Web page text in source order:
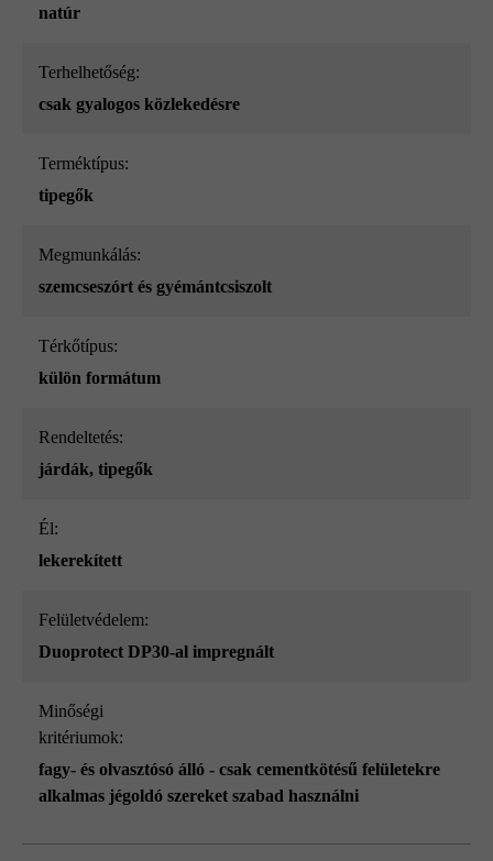
natúr
Terhelhetőség:
csak gyalogos közlekedésre
Terméktípus:
tipegők
megmunkálás:
szemcseszórt és gyémántcsiszolt
Térkőtípus:
külön formátum
Rendeltetés:
járdák, tipegők
él:
lekerekített
Felületvédelem:
Duoprotect DP30-al impregnált
Minőségi
kritériumok:
fagy- és olvasztósó álló - csak cementkötésű felületekre
alkalmas jégoldó szereket szabad használni